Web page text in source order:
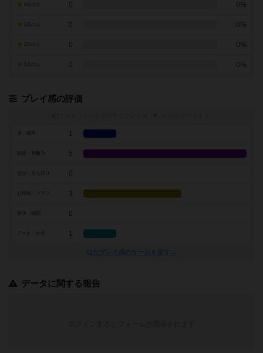
0 0%
0 0%
0 0%
0 0%
プレイ感の評価
※
1
戦略・判断力 5
0
3
0
アート・外見 1
似たプレイ感のゲームを探す→
データに関する報告